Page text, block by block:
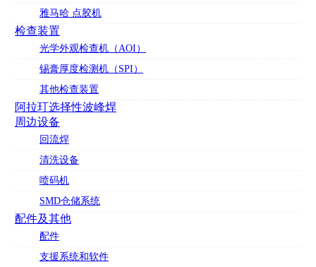
雅马哈 点胶机
检查装置
光学外观检查机（AOI）
锡膏厚度检测机（SPI）
其他检查装置
阿拉玎选择性波峰焊
周边设备
回流焊
清洗设备
喷码机
SMD仓储系统
配件及其他
配件
支援系统和软件